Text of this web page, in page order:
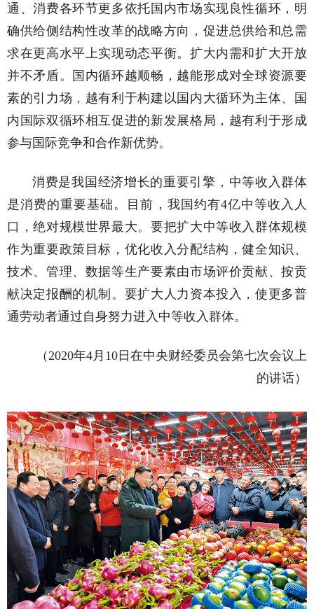
通、消费各环节更多依托国内市场实现良性循环，明
确供给侧结构性改革的战略方向，促进总供给和总需
求在更高水平上实现动态平衡。扩大内需和扩大开放
并不矛盾。国内循环越顺畅，越能形成对全球资源要
素的引力场，越有利于构建以国内大循环为主体、国
内国际双循环相互促进的新发展格局，越有利于形成
参与国际竞争和合作新优势。
消费是我国经济增长的重要引擎，中等收入群体
是消费的重要基础。目前，我国约有4亿中等收入人
口，绝对规模世界最大。要把扩大中等收入群体规模
作为重要政策目标，优化收入分配结构，健全知识、
技术、管理、数据等生产要素由市场评价贡献、按贡
献决定报酬的机制。要扩大人力资本投入，使更多普
通劳动者通过自身努力进入中等收入群体。
（2020年4月10日在中央财经委员会第七次会议上
的讲话）